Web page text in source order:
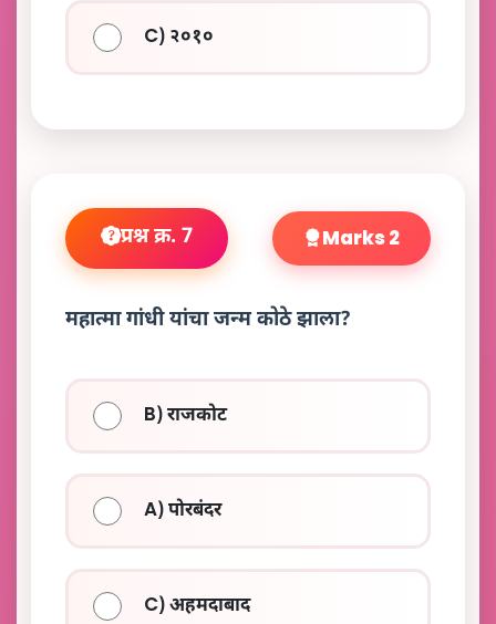
C) २०१०
प्रश्न क्र. 7 Marks 2
महात्मा गांधी यांचा जन्म कोठे झाला?
B) राजकोट
A) पोरबंदर
C) अहमदाबाद